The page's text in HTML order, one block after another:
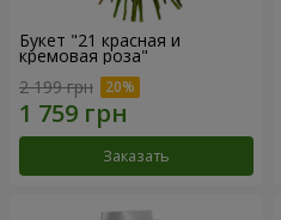
Букет "21 красная и
кремовая роза"
2 199 грн
Заказать